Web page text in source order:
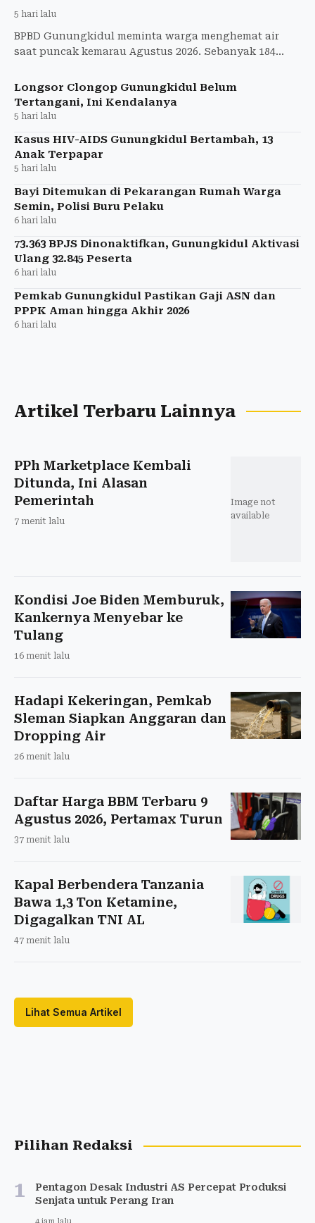
5 hari lalu
BPBD Gunungkidul meminta warga menghemat air
saat puncak kemarau Agustus 2026. Sebanyak 184
terdampak kekeringan.
Longsor Clongop Gunungkidul Belum
Tertangani, Ini Kendalanya
5 hari lalu
Kasus HIV-AIDS Gunungkidul Bertambah, 13
Anak Terpapar
5 hari lalu
Bayi Ditemukan di Pekarangan Rumah Warga
Semin, Polisi Buru Pelaku
6 hari lalu
73.363 BPJS Dinonaktifkan, Gunungkidul Aktivasi
Ulang 32.845 Peserta
6 hari lalu
Pemkab Gunungkidul Pastikan Gaji ASN dan
PPPK Aman hingga Akhir 2026
6 hari lalu
Artikel Terbaru Lainnya
PPh Marketplace Kembali
Ditunda, Ini Alasan
Pemerintah
7 menit lalu
Image not
available
Kondisi Joe Biden Memburuk,
Kankernya Menyebar ke
Tulang
16 menit lalu
Hadapi Kekeringan, Pemkab
Sleman Siapkan Anggaran dan
Dropping Air
26 menit lalu
Daftar Harga BBM Terbaru 9
Agustus 2026, Pertamax Turun
37 menit lalu
Kapal Berbendera Tanzania
Bawa 1,3 Ton Ketamine,
Digagalkan TNI AL
47 menit lalu
Lihat Semua Artikel
Pilihan Redaksi
1
Pentagon Desak Industri AS Percepat Produksi
Senjata untuk Perang Iran